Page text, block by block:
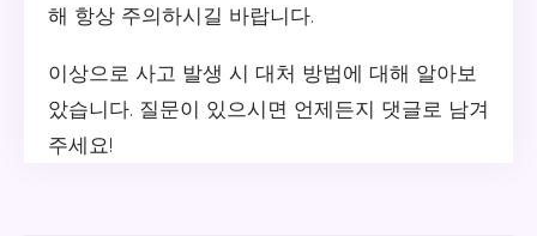
해 항상 주의하시길 바랍니다.
이상으로 사고 발생 시 대처 방법에 대해 알아보
았습니다. 질문이 있으시면 언제든지 댓글로 남겨
주세요!